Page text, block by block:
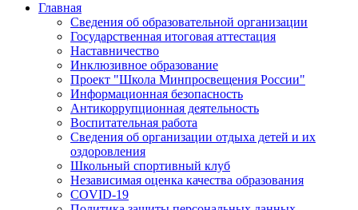
Главная
Сведения об образовательной организации
Государственная итоговая аттестация
Наставничество
Инклюзивное образование
Проект "Школа Минпросвещения России"
Информационная безопасность
Антикоррупционная деятельность
Воспитательная работа
Сведения об организации отдыха детей и их
оздоровления
Школьный спортивный клуб
Независимая оценка качества образования
COVID-19